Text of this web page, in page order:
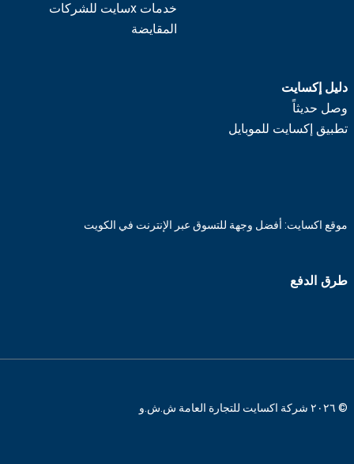
خدمات xسايت للشركات
المقايضة
دليل إكسايت
وصل حديثاً
تطبيق إكسايت للموبايل
موقع اكسايت: أفضل وجهة للتسوق عبر الإنترنت في الكويت
طرق الدفع
© ٢٠٢٦ شركة اكسايت للتجارة العامة ش.ش.و